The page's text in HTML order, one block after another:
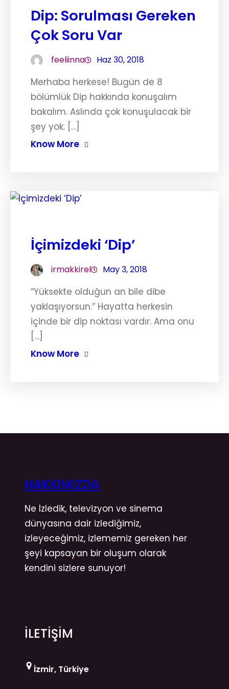
Dip: Sorulması Gereken
Çok Soru Var
feeliinna Haz 30, 2018
Merhaba herkese! Bugün de 8
bölümlük Dip hakkında konuşalım
bakalım. Aslında çok konuşulacak bir
şey yok. […]
Know More
İçimizdeki ‘Dip’
irmakkirel May 3, 2018
“Yüksekte olduğun an bile dibe
yaklaşıyorsun.” Hayatta herkesin
içinde bir dip noktası vardır. Ama onu
[…]
Know More
HAKKIMIZDA
Ne İzledik, televizyon ve sinema
dünyasına dair izlediğimiz,
izleyeceğimiz, izlememiz gereken her
şeyi kapsayan bir oluşum olarak
kendini sizlere sunuyor!
İLETİŞİM
İzmir, Türkiye